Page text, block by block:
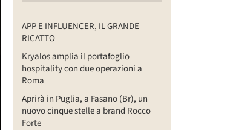
APP E INFLUENCER, IL GRANDE
RICATTO
Kryalos amplia il portafoglio
hospitality con due operazioni a
Roma
Aprirà in Puglia, a Fasano (Br), un
nuovo cinque stelle a brand Rocco
Forte